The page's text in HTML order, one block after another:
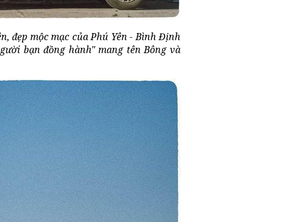
đẹp mộc mạc của Phú Yên - Bình Định
bạn đồng hành" mang tên Bông và